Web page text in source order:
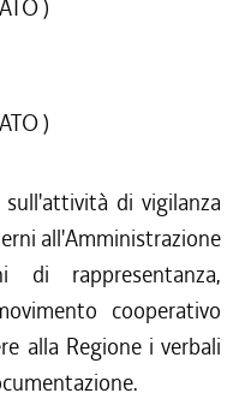
)
)
di vigilanza
all'Amministrazione
di rappresentanza,
cooperativo
alla Regione i verbali